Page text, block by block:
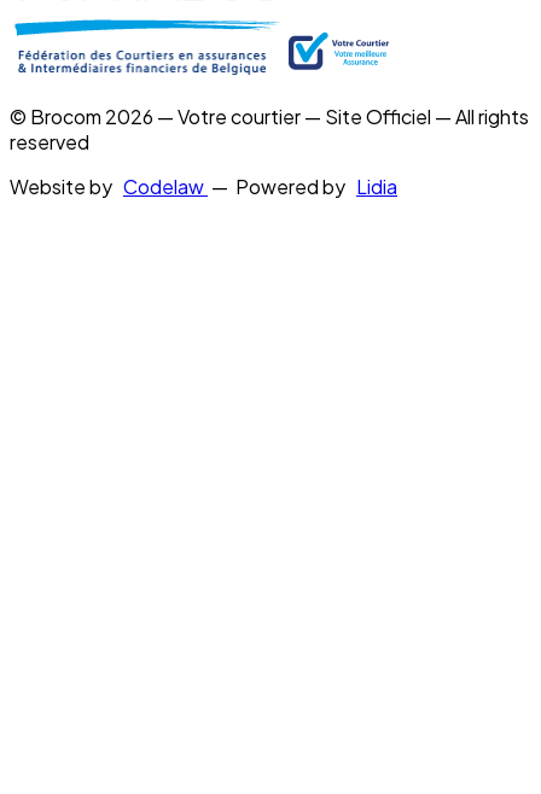
© Brocom 2026 — Votre courtier — Site Officiel — All rights
reserved
Website by Codelaw — Powered by Lidia